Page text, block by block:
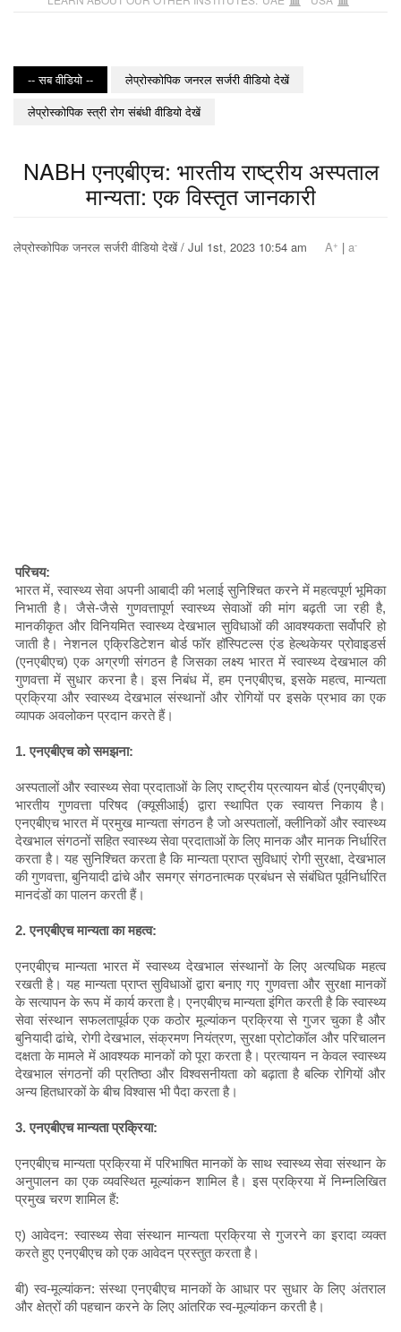
-- सब वीडियो --
लेप्रोस्कोपिक जनरल सर्जरी वीडियो देखें
लेप्रोस्कोपिक स्त्री रोग संबंधी वीडियो देखें
NABH एनएबीएच: भारतीय राष्ट्रीय अस्पताल
मान्यता: एक विस्तृत जानकारी
लेप्रोस्कोपिक जनरल सर्जरी वीडियो देखें / Jul 1st, 2023 10:54 am A+ | a-
परिचय:
भारत में, स्वास्थ्य सेवा अपनी आबादी की भलाई सुनिश्चित करने में महत्वपूर्ण भूमिका
निभाती है। जैसे-जैसे गुणवत्तापूर्ण स्वास्थ्य सेवाओं की मांग बढ़ती जा रही है,
मानकीकृत और विनियमित स्वास्थ्य देखभाल सुविधाओं की आवश्यकता सर्वोपरि हो
जाती है। नेशनल एक्रिडिटेशन बोर्ड फॉर हॉस्पिटल्स एंड हेल्थकेयर प्रोवाइडर्स
(एनएबीएच) एक अग्रणी संगठन है जिसका लक्ष्य भारत में स्वास्थ्य देखभाल की
गुणवत्ता में सुधार करना है। इस निबंध में, हम एनएबीएच, इसके महत्व, मान्यता
प्रक्रिया और स्वास्थ्य देखभाल संस्थानों और रोगियों पर इसके प्रभाव का एक
व्यापक अवलोकन प्रदान करते हैं।
1. एनएबीएच को समझना:
अस्पतालों और स्वास्थ्य सेवा प्रदाताओं के लिए राष्ट्रीय प्रत्यायन बोर्ड (एनएबीएच)
भारतीय गुणवत्ता परिषद (क्यूसीआई) द्वारा स्थापित एक स्वायत्त निकाय है।
एनएबीएच भारत में प्रमुख मान्यता संगठन है जो अस्पतालों, क्लीनिकों और स्वास्थ्य
देखभाल संगठनों सहित स्वास्थ्य सेवा प्रदाताओं के लिए मानक और मानक निर्धारित
करता है। यह सुनिश्चित करता है कि मान्यता प्राप्त सुविधाएं रोगी सुरक्षा, देखभाल
की गुणवत्ता, बुनियादी ढांचे और समग्र संगठनात्मक प्रबंधन से संबंधित पूर्वनिर्धारित
मानदंडों का पालन करती हैं।
2. एनएबीएच मान्यता का महत्व:
एनएबीएच मान्यता भारत में स्वास्थ्य देखभाल संस्थानों के लिए अत्यधिक महत्व
रखती है। यह मान्यता प्राप्त सुविधाओं द्वारा बनाए गए गुणवत्ता और सुरक्षा मानकों
के सत्यापन के रूप में कार्य करता है। एनएबीएच मान्यता इंगित करती है कि स्वास्थ्य
सेवा संस्थान सफलतापूर्वक एक कठोर मूल्यांकन प्रक्रिया से गुजर चुका है और
बुनियादी ढांचे, रोगी देखभाल, संक्रमण नियंत्रण, सुरक्षा प्रोटोकॉल और परिचालन
दक्षता के मामले में आवश्यक मानकों को पूरा करता है। प्रत्यायन न केवल स्वास्थ्य
देखभाल संगठनों की प्रतिष्ठा और विश्वसनीयता को बढ़ाता है बल्कि रोगियों और
अन्य हितधारकों के बीच विश्वास भी पैदा करता है।
3. एनएबीएच मान्यता प्रक्रिया:
एनएबीएच मान्यता प्रक्रिया में परिभाषित मानकों के साथ स्वास्थ्य सेवा संस्थान के
अनुपालन का एक व्यवस्थित मूल्यांकन शामिल है। इस प्रक्रिया में निम्नलिखित
प्रमुख चरण शामिल हैं:
ए) आवेदन: स्वास्थ्य सेवा संस्थान मान्यता प्रक्रिया से गुजरने का इरादा व्यक्त
करते हुए एनएबीएच को एक आवेदन प्रस्तुत करता है।
बी) स्व-मूल्यांकन: संस्था एनएबीएच मानकों के आधार पर सुधार के लिए अंतराल
और क्षेत्रों की पहचान करने के लिए आंतरिक स्व-मूल्यांकन करती है।